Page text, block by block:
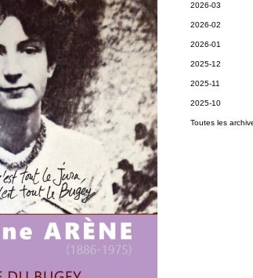
2026-03
2026-02
2026-01
2025-12
2025-11
2025-10
Toutes les